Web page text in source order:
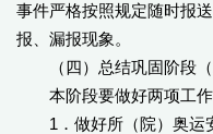
事件严格按照规定随时报
报、漏报现象。
（四）总结巩固阶段（
本阶段要做好两项工作
1．做好所（院）奥运